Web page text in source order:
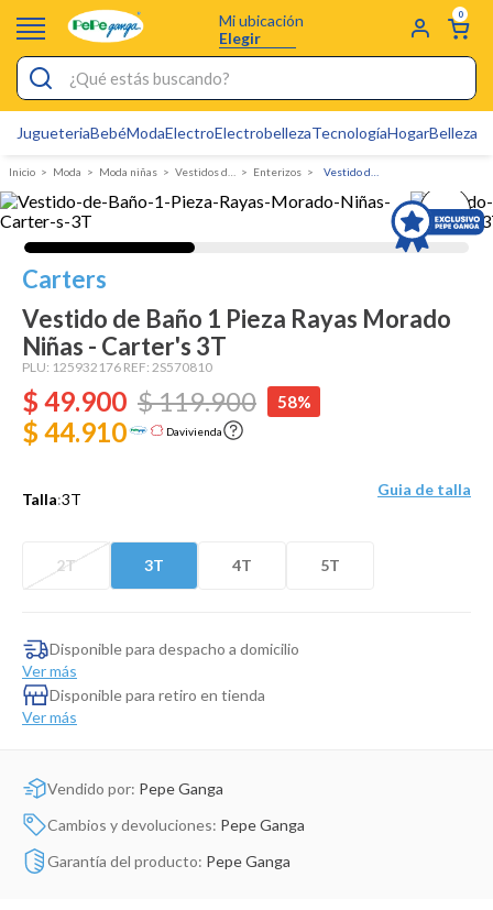
Mi ubicación
Elegir
0
¿Qué estás buscando?
JugueteriaBebéModaElectroElectrobellezaTecnologíaHogarBelleza
Moda Moda niñas Vestidos de Baño para niña Enterizos
Carters
Vestido de Baño 1 Pieza Rayas Morado
Niñas - Carter's 3T
PLU: 125932176 REF: 2S570810
$ 49.900 $119.900 58%
$ 44.910 Davivienda
Talla:3T
Guia de talla
2T 3T 4T 5T
Disponible para despacho a domicilio
Ver más
Disponible para retiro en tienda
Ver más
Vendido por: Pepe Ganga
Cambios y devoluciones: Pepe Ganga
Garantía del producto: Pepe Ganga
Pijamas
Electro
Figuras Toy Story
Carters
Silla Mecedora Bebé
Cuna Colecho
Dinosaurio Juguete